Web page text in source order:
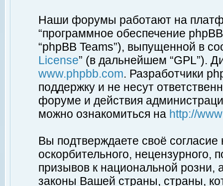
Наши форумы работают на
“программное обеспечение
“phpBB Teams”), выпущенной в
License” (в дальнейшем “GPL”).
www.phpbb.com. Разработчики
поддержку и не несут
форуме и действия
можно ознакомиться на http://
Вы подтверждаете своё
оскорбительного, нецензурного,
призывов к национальной
законы Вашей страны, страны,